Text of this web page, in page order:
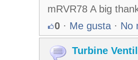
mRVR78 A big
0 · Me gusta · No
Turbine